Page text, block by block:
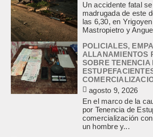
Un accidente fatal
madrugada de este
las 6,30, en
Mastropietro y
POLICIALES,
ALLANAMIENTOS
SOBRE TENENCIA
agosto 9, 2026
En el marco de la
por Tenencia de
comercialización
un hombre y...